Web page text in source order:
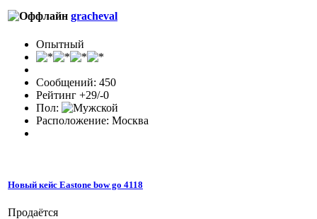
gracheval
Опытный
Сообщений: 450
Рейтинг +29/-0
Пол:
Расположение: Москва
Новый кейс Eastone bow go 4118
Продаётся